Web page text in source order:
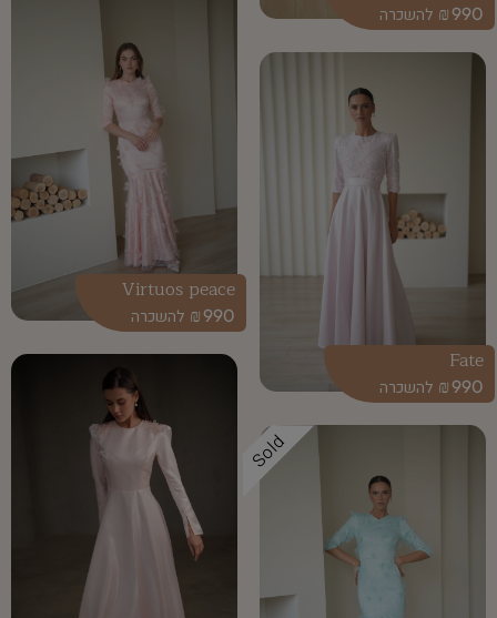
990
₪
990
₪
Fate
990
₪
Virtuos peace
Sold